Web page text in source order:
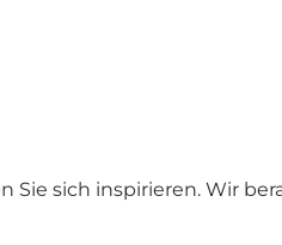
Sie sich inspirieren. Wir